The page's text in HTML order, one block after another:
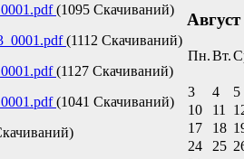
(1095 Скачиваний)
(1112 Скачиваний)
(1127 Скачиваний)
(1041 Скачиваний)
Август
Пн.Вт.
3 4
5
10
11
17
18
24
25